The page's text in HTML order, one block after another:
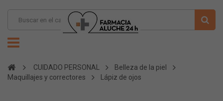
CUIDADO PERSONAL
Belleza de la piel
Maquillajes y correctores
Lápiz de ojos